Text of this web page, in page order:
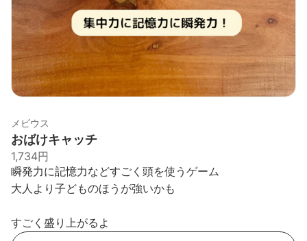
メビウス
おばけキャッチ
1,734円
瞬発力に記憶力などすごく頭を使うゲーム
大人より子どものほうが強いかも
すごく盛り上がるよ